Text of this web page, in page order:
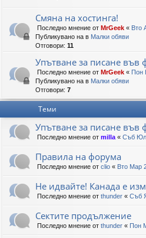
Смяна на хостинга!
Последно мнение от MrGeek « Вто
Публикувано на в Малки обяви
Отговори: 11
Упътване за писане във
Последно мнение от MrGeek « Пон
Публикувано на в Малки обяви
Отговори: 7
Теми
Упътване за писане във
Последно мнение от milla « Съб
Правила на форума
Последно мнение от clio « Вто Мар
Не идвайте! Канада е
Последно мнение от thunder « Съб
Сектите продължение
Последно мнение от thunder « Пон